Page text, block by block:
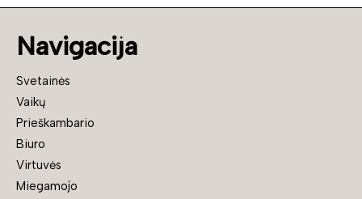
Navigacija
Svetainės
Vaikų
Prieškambario
Biuro
Virtuvės
Miegamojo